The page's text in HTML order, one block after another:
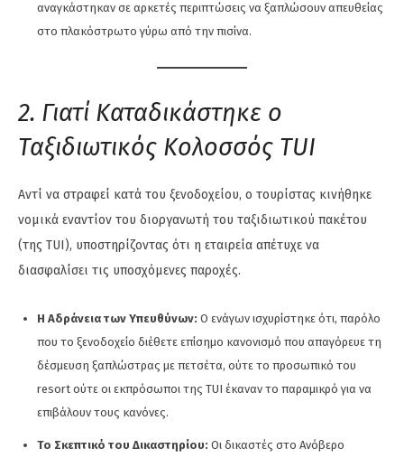
αναγκάστηκαν σε αρκετές περιπτώσεις να ξαπλώσουν απευθείας
στο πλακόστρωτο γύρω από την πισίνα.
2. Γιατί Καταδικάστηκε ο
Ταξιδιωτικός Κολοσσός TUI
Αντί να στραφεί κατά του ξενοδοχείου, ο τουρίστας κινήθηκε
νομικά εναντίον του διοργανωτή του ταξιδιωτικού πακέτου
(της TUI), υποστηρίζοντας ότι η εταιρεία απέτυχε να
διασφαλίσει τις υποσχόμενες παροχές.
Η Αδράνεια των Υπευθύνων: Ο ενάγων ισχυρίστηκε ότι, παρόλο
που το ξενοδοχείο διέθετε επίσημο κανονισμό που απαγόρευε τη
δέσμευση ξαπλώστρας με πετσέτα, ούτε το προσωπικό του
resort ούτε οι εκπρόσωποι της TUI έκαναν το παραμικρό για να
επιβάλουν τους κανόνες.
Το Σκεπτικό του Δικαστηρίου: Οι δικαστές στο Ανόβερο